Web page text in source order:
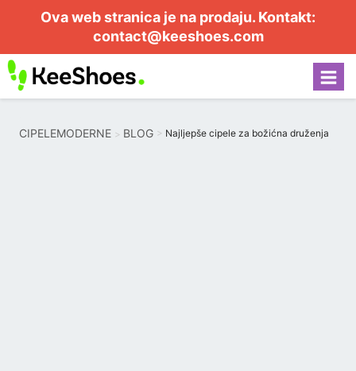
Ova web stranica je na prodaju. Kontakt:
contact@keeshoes.com
CIPELEMODERNE BLOG Najljepše cipele za božićna druženja